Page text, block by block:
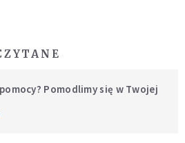
Pomodlimy się w Twojej